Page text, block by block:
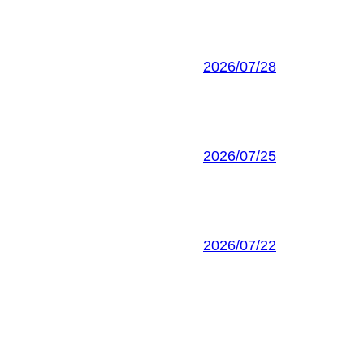
2026/07/28
2026/07/25
2026/07/22